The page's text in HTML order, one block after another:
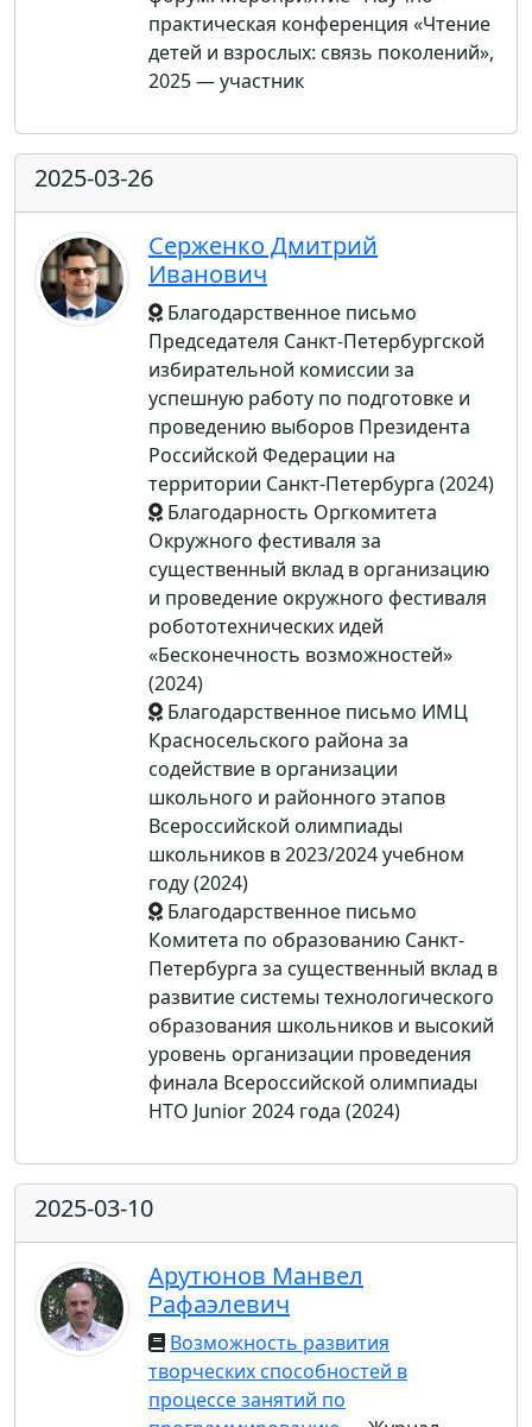
практическая конференция «Чтение
детей и взрослых: связь поколений»,
2025 — участник
2025-03-26
Серженко Дмитрий
Иванович
Благодарственное письмо
Председателя Санкт-Петербургской
избирательной комиссии за
успешную работу по подготовке и
проведению выборов Президента
Российской Федерации на
территории Санкт-Петербурга (2024)
Благодарность Оргкомитета
Окружного фестиваля за
существенный вклад в организацию
и проведение окружного фестиваля
робототехнических идей
«Бесконечность возможностей»
(2024)
Благодарственное письмо ИМЦ
Красносельского района за
содействие в организации
школьного и районного этапов
Всероссийской олимпиады
школьников в 2023/2024 учебном
году (2024)
Благодарственное письмо
Комитета по образованию Санкт-
Петербурга за существенный вклад в
развитие системы технологического
образования школьников и высокий
уровень организации проведения
финала Всероссийской олимпиады
НТО Junior 2024 года (2024)
2025-03-10
Арутюнов Манвел
Рафаэлевич
Возможность развития
творческих способностей в
процессе занятий по